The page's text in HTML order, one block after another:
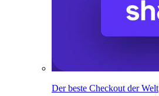
Der beste Checkout der Welt